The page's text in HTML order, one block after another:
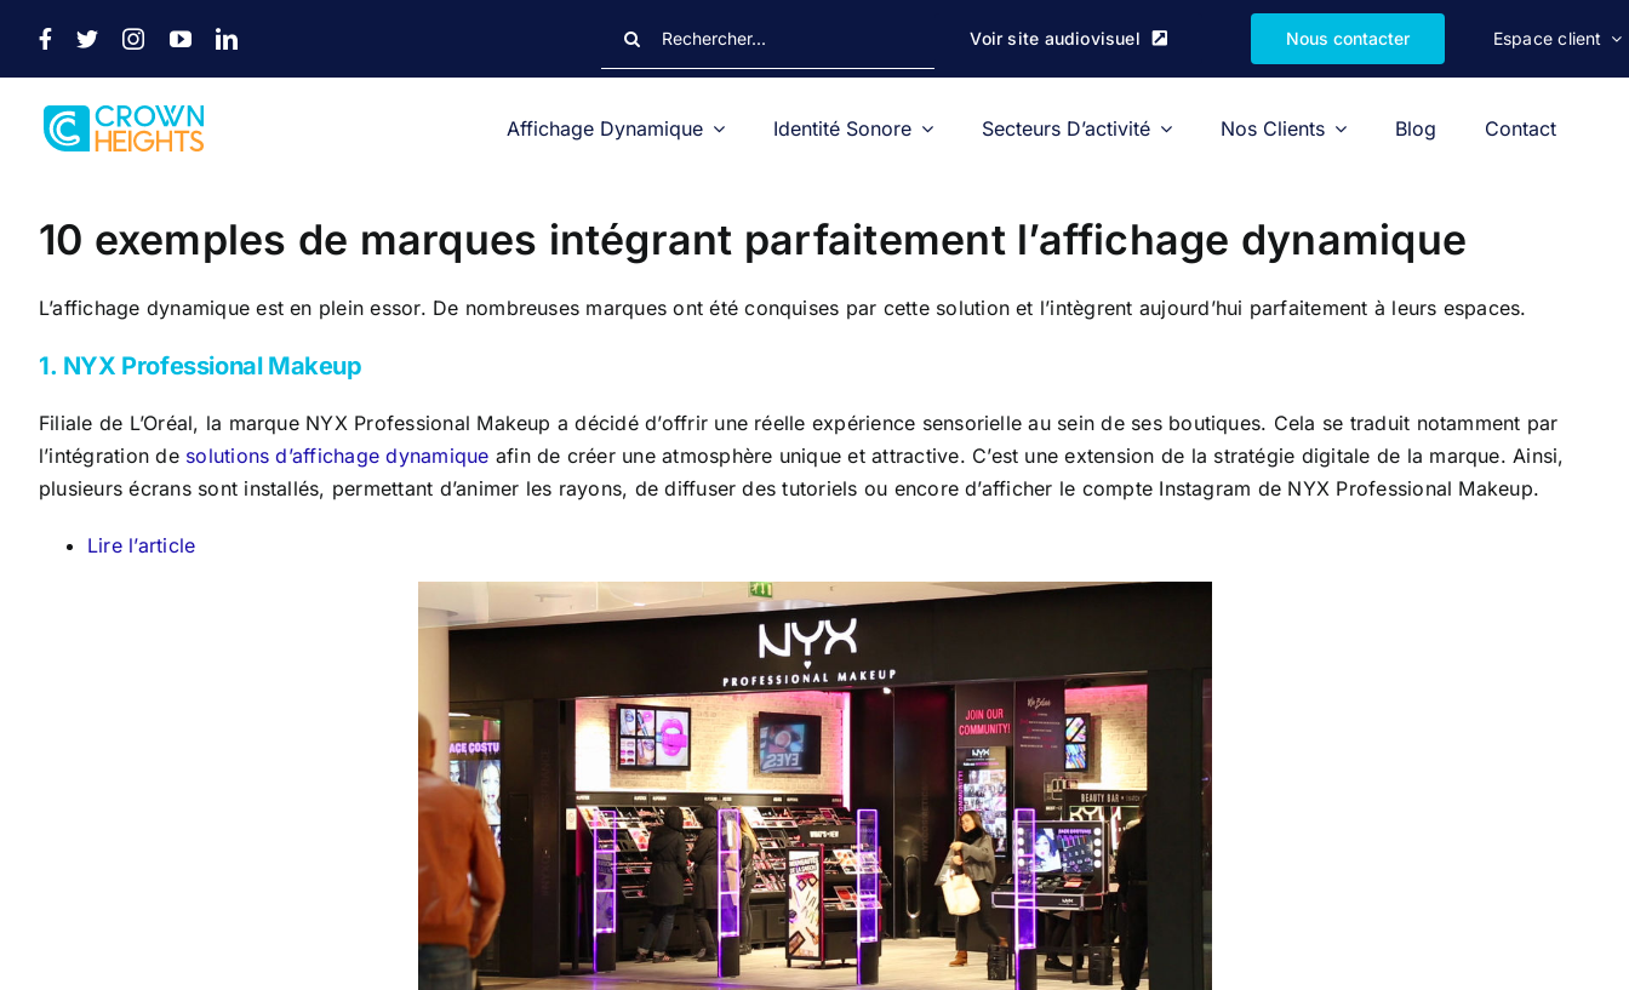
contenu
Voir site audiovisuel Nous contacter Espace client
Affichage Dynamique Identité Sonore Secteurs D’activité Nos Clients Blog Contact
l'image
agrandie
10 exemples de marques intégrant parfaitement l’affichage dynamique
L’affichage dynamique est en plein essor. De nombreuses marques ont été conquises par cette solution et l’intègrent aujourd’hui parfaitement à leurs espaces.
1. NYX Professional Makeup
Filiale de L’Oréal, la marque NYX Professional Makeup a décidé d’offrir une réelle expérience sensorielle au sein de ses boutiques. Cela se traduit notamment par
l’intégration de solutions d’affichage dynamique afin de créer une atmosphère unique et attractive. C’est une extension de la stratégie digitale de la marque. Ainsi,
plusieurs écrans sont installés, permettant d’animer les rayons, de diffuser des tutoriels ou encore d’afficher le compte Instagram de NYX Professional Makeup.
Lire l’article